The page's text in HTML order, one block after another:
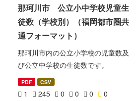
那珂川市 公立小中学校児童生
徒数（学校別）（福岡都市圏共
通フォーマット）
那珂川市内の公立小学校の児童数及
び公立中学校の生徒数です。
PDF CSV
1 245 0 0 0 0